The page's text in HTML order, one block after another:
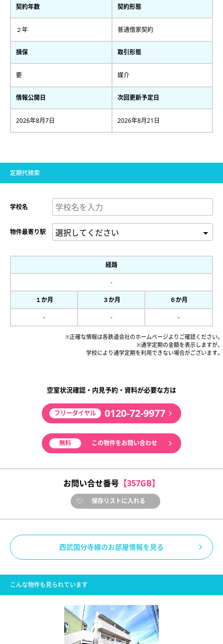
契約年数
２年
契約形態
普通借家契約
損保
要
取引形態
媒介
情報公開日
2026年8月7日
次回更新予定日
2026年8月21日
定期代検索
学校名
物件最寄り駅
経路
-
１か月 ３か月 ６か月
- - -
※正確な情報は各鉄道会社のホームページよりご確認ください。
※通学定期の金額を表示しますが、
学校により通学定期を利用できない場合がございます。
空室状況確認・内見予約・資料が必要な方は
フリーダイヤル 0120-72-9977
無料 この物件をお問い合わせ
お問い合せ番号 【357GB】
保存リストに入れる
西武国分寺線のお部屋情報を見る
こんな物件も見られています